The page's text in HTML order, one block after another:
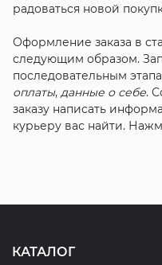
радоваться новой
Оформление заказа в
следующим образом.
последовательным
оплаты, данные о себе.
заказу написать
курьеру вас найти.
КАТАЛОГ